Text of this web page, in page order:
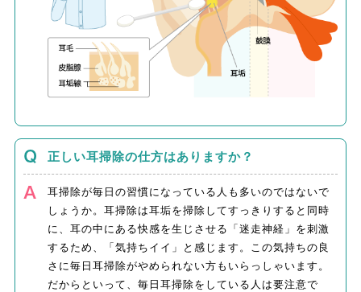
正しい耳掃除の仕方はありますか？
耳掃除が毎日の習慣になっている人も多いのではないで
しょうか。耳掃除は耳垢を掃除してすっきりすると同時
に、耳の中にある快感を生じさせる「迷走神経」を刺激
するため、「気持ちイイ」と感じます。この気持ちの良
さに毎日耳掃除がやめられない方もいらっしゃいます。
だからといって、毎日耳掃除をしている人は要注意で